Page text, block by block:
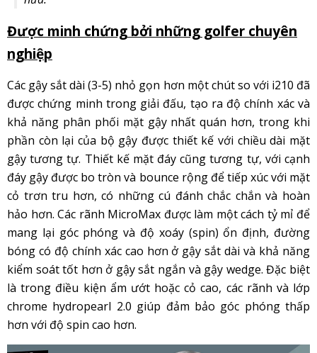
Được minh chứng bởi những golfer chuyên
nghiệp
Các gậy sắt dài (3-5) nhỏ gọn hơn một chút so với i210 đã
được chứng minh trong giải đấu, tạo ra độ chính xác và
khả năng phân phối mặt gậy nhất quán hơn, trong khi
phần còn lại của bộ gậy được thiết kế với chiều dài mặt
gậy tương tự. Thiết kế mặt đáy cũng tương tự, với cạnh
đáy gậy được bo tròn và bounce rộng để tiếp xúc với mặt
cỏ trơn tru hơn, có những cú đánh chắc chắn và hoàn
hảo hơn. Các rãnh MicroMax được làm một cách tỷ mỉ để
mang lại góc phóng và độ xoáy (spin) ổn định, đường
bóng có độ chính xác cao hơn ở gậy sắt dài và khả năng
kiểm soát tốt hơn ở gậy sắt ngắn và gậy wedge. Đặc biệt
là trong điều kiện ẩm ướt hoặc cỏ cao, các rãnh và lớp
chrome hydropearl 2.0 giúp đảm bảo góc phóng thấp
hơn với độ spin cao hơn.